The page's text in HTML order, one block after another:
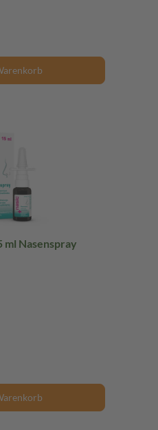
ml Nasenspray